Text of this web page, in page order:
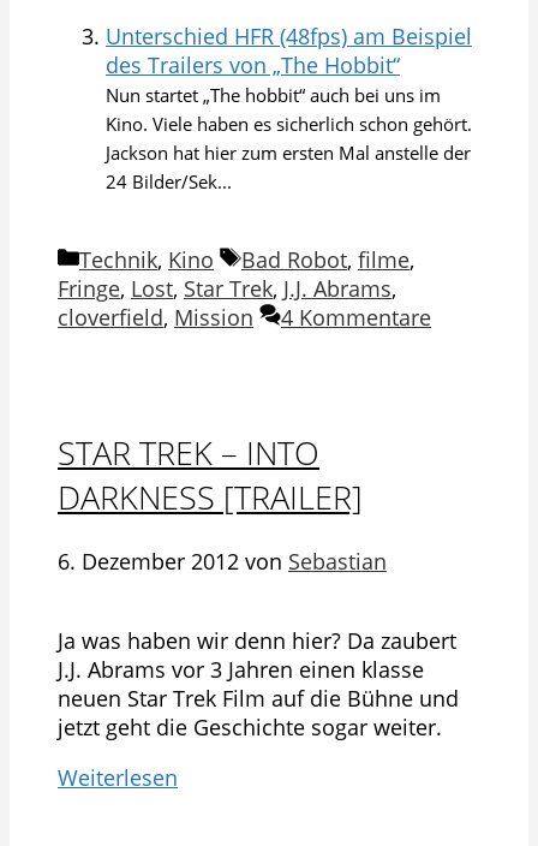
Unterschied HFR (48fps) am Beispiel
des Trailers von „The Hobbit“
Nun startet „The hobbit“ auch bei uns im
Kino. Viele haben es sicherlich schon gehört.
Jackson hat hier zum ersten Mal anstelle der
24 Bilder/Sek...
Kategorien
Technik, Kino Schlagwörter
Bad Robot, filme,
Fringe, Lost, Star Trek, J.J. Abrams,
cloverfield, Mission 4 Kommentare
STAR TREK – INTO
DARKNESS [TRAILER]
6. Dezember 2012 von Sebastian
Ja was haben wir denn hier? Da zaubert
J.J. Abrams vor 3 Jahren einen klasse
neuen Star Trek Film auf die Bühne und
jetzt geht die Geschichte sogar weiter.
Weiterlesen